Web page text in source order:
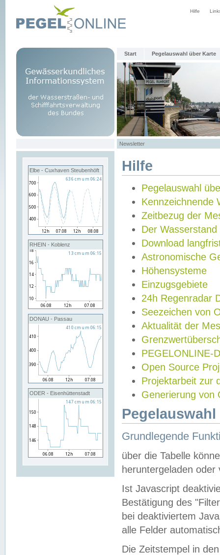
Hilfe
Start Pegelauswahl über Karte
Newsletter
Elbe - Cuxhaven Steubenhöft
RHEIN - Koblenz
DONAU - Passau
ODER - Eisenhüttenstadt
Hilfe
Pegelauswahl
Kennzeichnende
Zeitbezug der
Der Wasserstand
Download
Astronomische
Höhensysteme
Einzugsgebiete
24h Regenradar
Seezeichen von
Aktualität der
PEGELONLINE-
Open Source
Projektarbeit zur
Generierung von
Grundlegende
über die Tabelle
heruntergeladen oder
Ist Javascript
Bestätigung des
bei deaktiviertem
alle Felder
Die Zeitstempel in